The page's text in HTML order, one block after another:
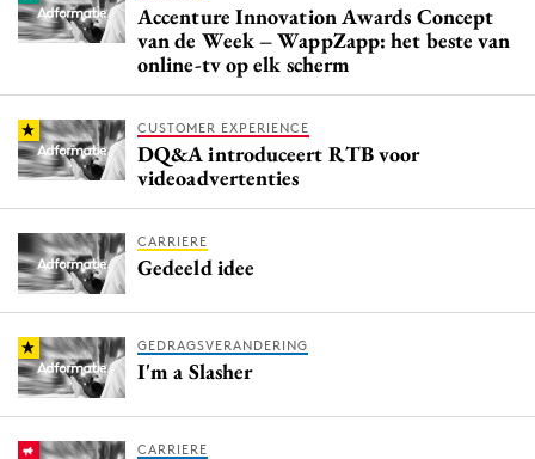
Accenture Innovation Awards Concept
van de Week – WappZapp: het beste van
online-tv op elk scherm
CUSTOMER EXPERIENCE
DQ&A introduceert RTB voor
videoadvertenties
CARRIERE
Gedeeld idee
GEDRAGSVERANDERING
I'm a Slasher
CARRIERE